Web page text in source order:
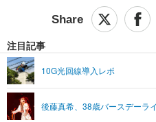
ショッピング
エンタメTOP
グラビア
ライフTOP
リリース一覧
プッシュ通知の停止方法
注目記事
10G光回線導入レポ
後藤真希、38歳バースデーラ